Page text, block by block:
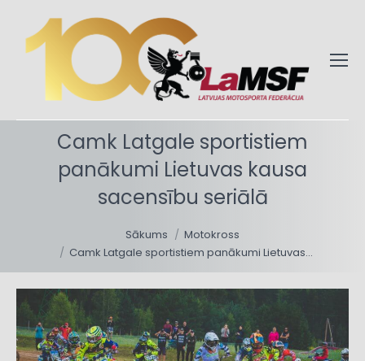
Camk Latgale sportistiem
panākumi Lietuvas kausa
sacensību seriālā
Sākums
Motokross
Camk Latgale sportistiem panākumi Lietuvas…